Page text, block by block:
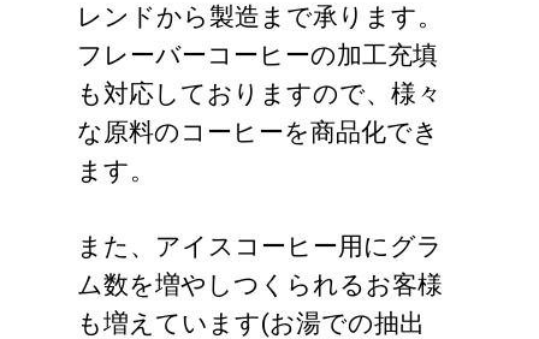
レンドから製造まで承ります。
フレーバーコーヒーの加工充填
も対応しておりますので、様々
な原料のコーヒーを商品化でき
ます。
また、アイスコーヒー用にグラ
ム数を増やしつくられるお客様
も増えています(お湯での抽出